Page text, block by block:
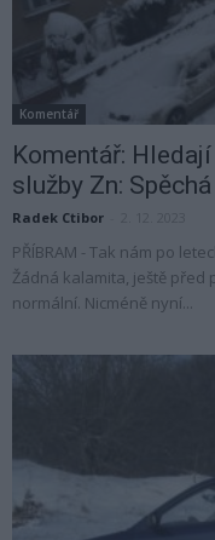
Komentář
Komentář:
služby Zn: Spěchá
Radek Ctibor
PŘÍBRAM - Tak nám po
Žádná kalamita, ještě před
normální. Nicméně nyní...